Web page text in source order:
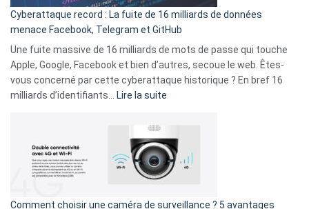
pour
comparer
vos
goûts
musicaux
avec
9
!
Cyberattaque record : La fuite de 16 milliards de données
menace Facebook, Telegram et GitHub
Une fuite massive de 16 milliards de mots de passe qui touche
Apple, Google, Facebook et bien d’autres, secoue le web. Êtes-
vous concerné par cette cyberattaque historique ? En bref 16
milliards d’identifiants… Lire la suite
record
:
La
fuite
16
Comment choisir une caméra de surveillance ? 5 avantages